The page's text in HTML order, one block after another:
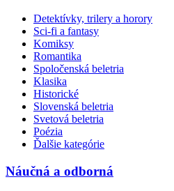
Detektívky, trilery a horory
Sci-fi a fantasy
Komiksy
Romantika
Spoločenská beletria
Klasika
Historické
Slovenská beletria
Svetová beletria
Poézia
Ďalšie kategórie
Náučná a odborná